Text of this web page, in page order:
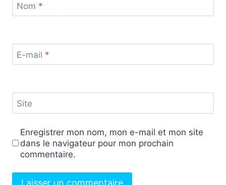
Nom *
E-mail *
Site
Enregistrer mon nom, mon e-mail et mon site
dans le navigateur pour mon prochain
commentaire.